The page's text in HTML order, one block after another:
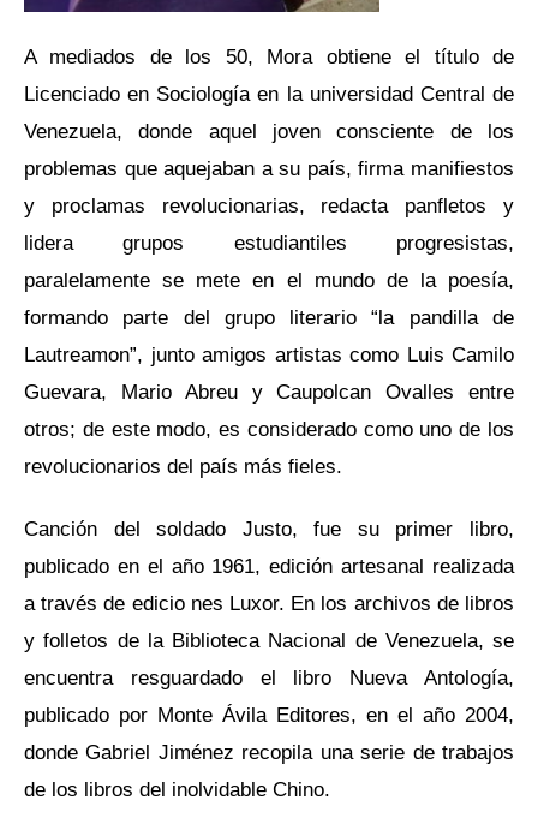
A mediados de los 50, Mora obtiene el título de
Licenciado en Sociología en la universidad Central de
Venezuela, donde aquel joven consciente de los
problemas que aquejaban a su país, firma manifiestos
y proclamas revolucionarias, redacta panfletos y
lidera grupos estudiantiles progresistas,
paralelamente se mete en el mundo de la poesía,
formando parte del grupo literario “la pandilla de
Lautreamon”, junto amigos artistas como Luis Camilo
Guevara, Mario Abreu y Caupolcan Ovalles entre
otros; de este modo, es considerado como uno de los
revolucionarios del país más fieles.
Canción del soldado Justo, fue su primer libro,
publicado en el año 1961, edición artesanal realizada
a través de edicio nes Luxor. En los archivos de libros
y folletos de la Biblioteca Nacional de Venezuela, se
encuentra resguardado el libro Nueva Antología,
publicado por Monte Ávila Editores, en el año 2004,
donde Gabriel Jiménez recopila una serie de trabajos
de los libros del inolvidable Chino.